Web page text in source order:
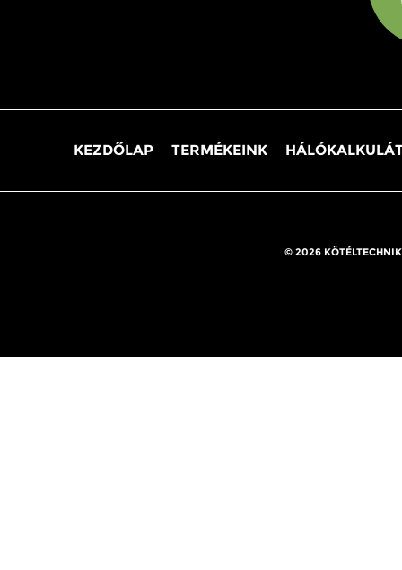
KEZDŐLAP TERMÉKEINK
© 2026